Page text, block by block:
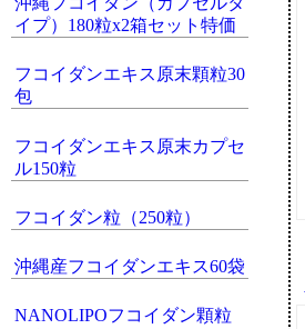
イプ）180粒x2箱セット特価
フコイダンエキス原末顆粒30
包
フコイダンエキス原末カプセ
ル150粒
フコイダン粒（250粒）
沖縄産フコイダンエキス60袋
NANOLIPOフコイダン顆粒